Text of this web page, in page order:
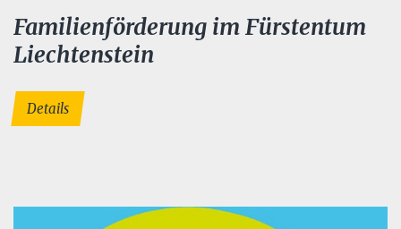
Familienförderung im Fürstentum
Liechtenstein
Details